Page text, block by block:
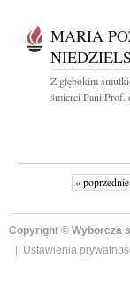
MARIA
Z głębokim
śmierci Pani Prof.
« poprzednie
Copyright © Wyborcza
Ustawienia